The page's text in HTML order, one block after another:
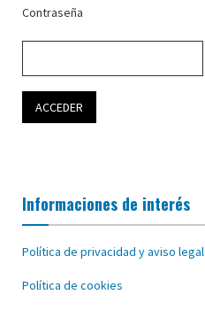
Contraseña
Informaciones de interés
Política de privacidad y aviso legal
Política de cookies